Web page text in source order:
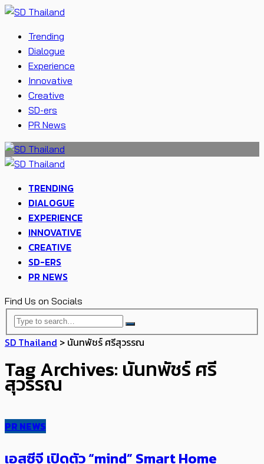
Trending
Dialogue
Experience
Innovative
Creative
SD-ers
PR News
TRENDING
DIALOGUE
EXPERIENCE
INNOVATIVE
CREATIVE
SD-ERS
PR NEWS
Find Us on Socials
SD Thailand > นันทพัชร์ ศรีสุวรรณ
Tag Archives: นันทพัชร์ ศรี
สุวรรณ
PR NEWS
เอสซีจี เปิดตัว “mind” Smart Home